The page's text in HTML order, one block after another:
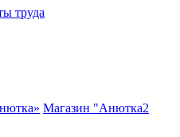
труда
Магазин "Анютка2